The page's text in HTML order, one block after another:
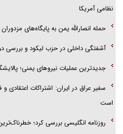
نظامی آمریکا
حمله انصارالله یمن به پایگاه‌های
آشفتگی داخلی در حزب لیکود و بررسی
جدیدترین عملیات نیروهای یمنی؛
سفیر عراق در ایران: اشتراکات اعتقادی
است
روزنامه انگلیسی بررسی کرد؛